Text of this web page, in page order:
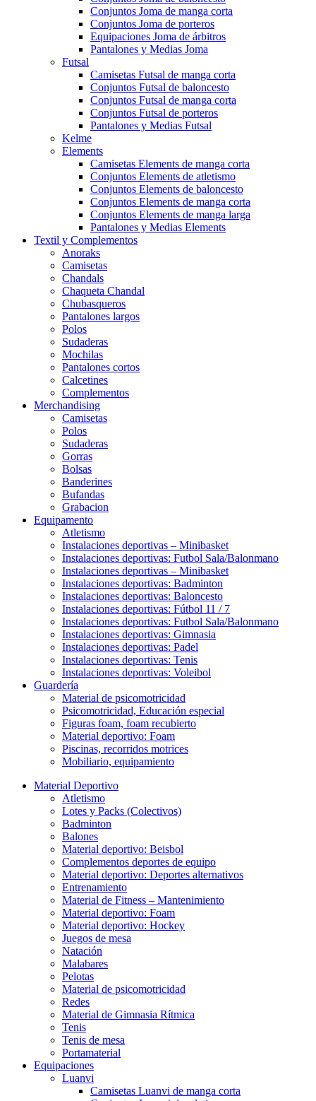
Conjuntos Joma de manga corta
Conjuntos Joma de porteros
Equipaciones Joma de árbitros
Pantalones y Medias Joma
Futsal
Camisetas Futsal de manga corta
Conjuntos Futsal de baloncesto
Conjuntos Futsal de manga corta
Conjuntos Futsal de porteros
Pantalones y Medias Futsal
Kelme
Elements
Camisetas Elements de manga corta
Conjuntos Elements de atletismo
Conjuntos Elements de baloncesto
Conjuntos Elements de manga corta
Conjuntos Elements de manga larga
Pantalones y Medias Elements
Textil y Complementos
Anoraks
Camisetas
Chandals
Chaqueta Chandal
Chubasqueros
Pantalones largos
Polos
Sudaderas
Mochilas
Pantalones cortos
Calcetines
Complementos
Merchandising
Camisetas
Polos
Sudaderas
Gorras
Bolsas
Banderines
Bufandas
Grabacion
Equipamento
Atletismo
Instalaciones deportivas – Minibasket
Instalaciones deportivas: Futbol Sala/Balonmano
Instalaciones deportivas – Minibasket
Instalaciones deportivas: Badminton
Instalaciones deportivas: Baloncesto
Instalaciones deportivas: Fútbol 11 / 7
Instalaciones deportivas: Futbol Sala/Balonmano
Instalaciones deportivas: Gimnasia
Instalaciones deportivas: Padel
Instalaciones deportivas: Tenis
Instalaciones deportivas: Voleibol
Guardería
Material de psicomotricidad
Psicomotricidad, Educación especial
Figuras foam, foam recubierto
Material deportivo: Foam
Piscinas, recorridos motrices
Mobiliario, equipamiento
Material Deportivo
Atletismo
Lotes y Packs (Colectivos)
Badminton
Balones
Material deportivo: Beisbol
Complementos deportes de equipo
Material deportivo: Deportes alternativos
Entrenamiento
Material de Fitness – Mantenimiento
Material deportivo: Foam
Material deportivo: Hockey
Juegos de mesa
Natación
Malabares
Pelotas
Material de psicomotricidad
Redes
Material de Gimnasia Rítmica
Tenis
Tenis de mesa
Portamaterial
Equipaciones
Luanvi
Camisetas Luanvi de manga corta